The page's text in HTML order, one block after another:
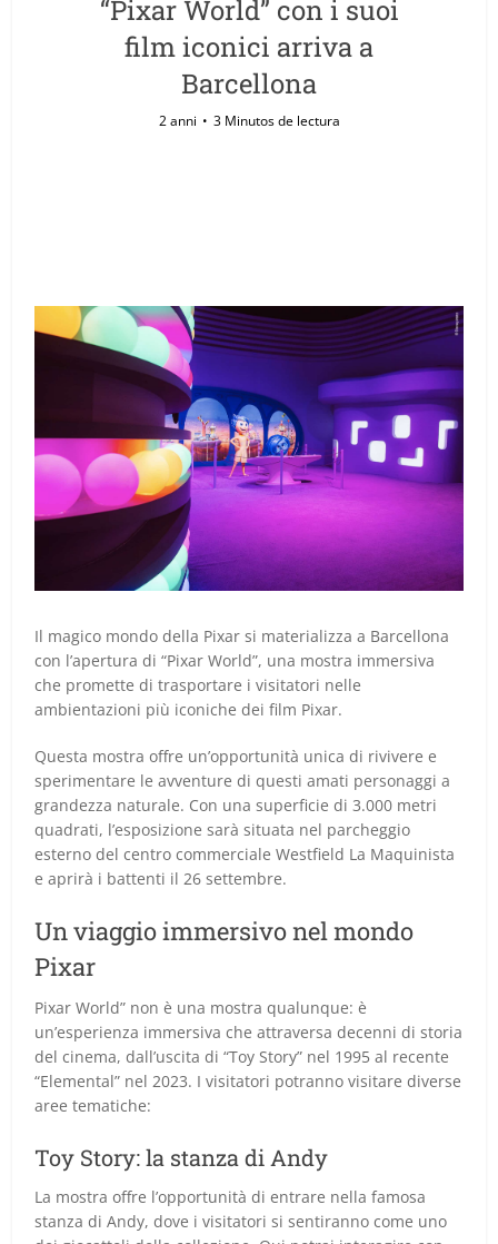
“Pixar World” con i suoi
film iconici arriva a
Barcellona
2 anni 3 Minutos de lectura
Il magico mondo della Pixar si materializza a Barcellona
con l’apertura di “Pixar World”, una mostra immersiva
che promette di trasportare i visitatori nelle
ambientazioni più iconiche dei film Pixar.
Questa mostra offre un’opportunità unica di rivivere e
sperimentare le avventure di questi amati personaggi a
grandezza naturale. Con una superficie di 3.000 metri
quadrati, l’esposizione sarà situata nel parcheggio
esterno del centro commerciale Westfield La Maquinista
e aprirà i battenti il 26 settembre.
Un viaggio immersivo nel mondo
Pixar
Pixar World” non è una mostra qualunque: è
un’esperienza immersiva che attraversa decenni di storia
del cinema, dall’uscita di “Toy Story” nel 1995 al recente
“Elemental” nel 2023. I visitatori potranno visitare diverse
aree tematiche:
Toy Story: la stanza di Andy
La mostra offre l’opportunità di entrare nella famosa
stanza di Andy, dove i visitatori si sentiranno come uno